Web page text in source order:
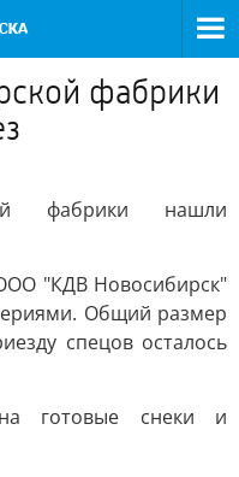
фабрики
фабрики нашли
"КДВ Новосибирск"
Общий размер
спецов осталось
готовые снеки и